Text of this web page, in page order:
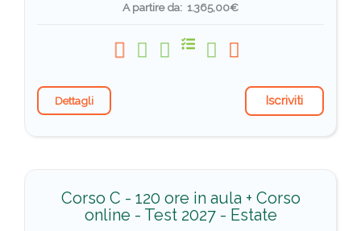
A partire da: 1.365,00€
Dettagli Iscriviti
Corso C - 120 ore in aula + Corso
online - Test 2027 - Estate